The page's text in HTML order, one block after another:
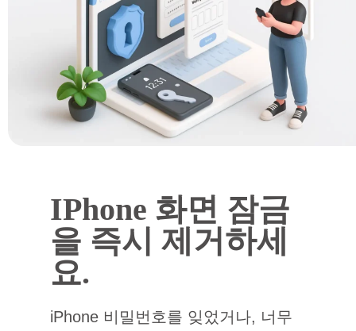
IPhone 화면 잠금
을 즉시 제거하세
요.
iPhone 비밀번호를 잊었거나, 너무